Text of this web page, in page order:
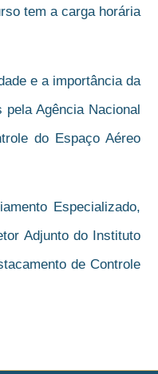
tem a carga horária
e a importância da
Agência Nacional
do Espaço Aéreo
Especializado,
Adjunto do Instituto
de Controle